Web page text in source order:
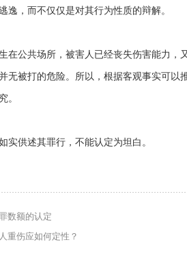
逸，而不仅仅是对其行为性质的辩解。
公共场所，被害人已经丧失伤害能力，
无被打的危险。所以，根据客观事实可以
。
供述其罪行，不能认定为坦白。
数额的认定
重伤应如何定性？